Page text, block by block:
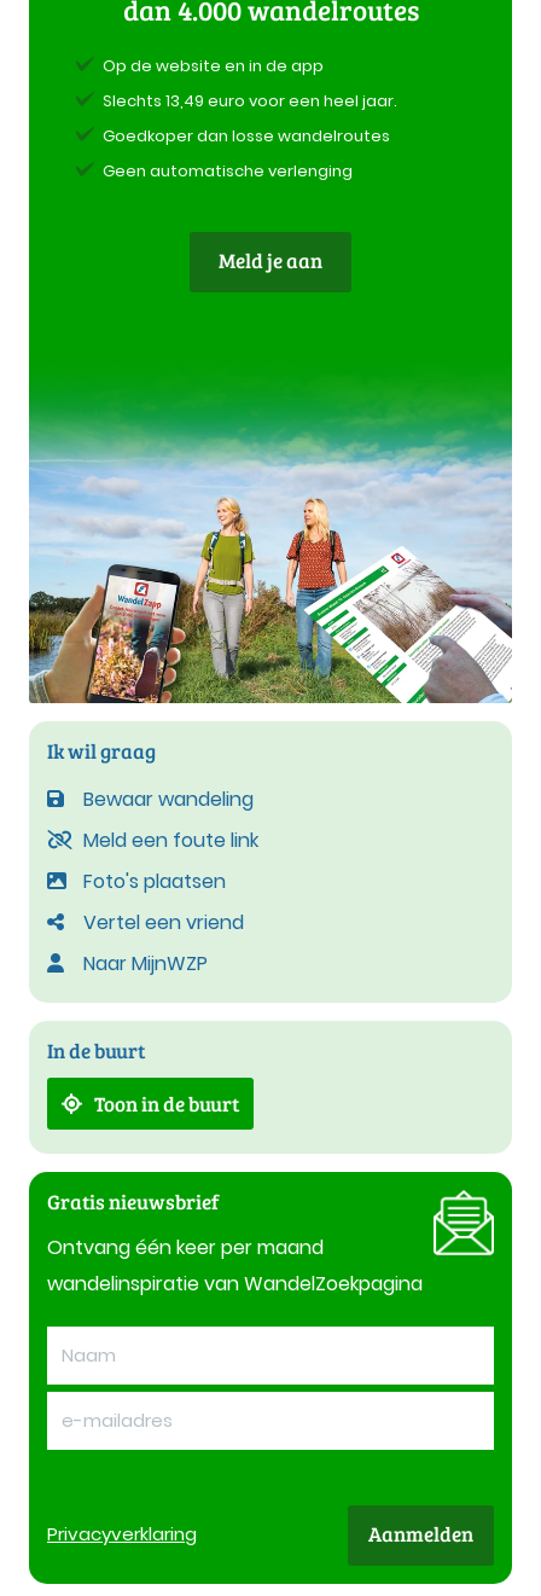
dan 4.000 wandelroutes
Op de website en in de app
Slechts 13,49 euro voor een heel jaar.
Goedkoper dan losse wandelroutes
Geen automatische verlenging
Meld je aan
Ik wil graag
Bewaar wandeling
Meld een foute link
Foto's plaatsen
Vertel een vriend
Naar MijnWZP
In de buurt
Toon in de buurt
Gratis nieuwsbrief
Ontvang één keer per maand
wandelinspiratie van WandelZoekpagina
Privacyverklaring Aanmelden